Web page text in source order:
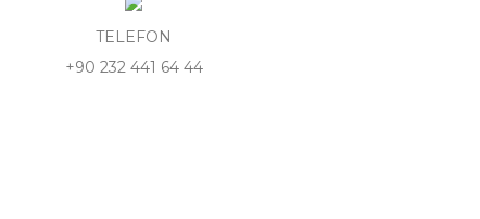
TELEFON
+90 232 441 64 44